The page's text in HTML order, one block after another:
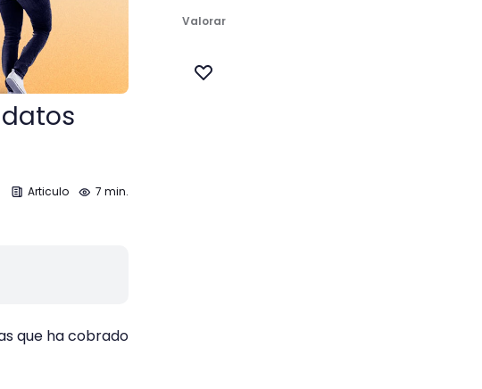
Articulo 7 min.
que ha cobrado
Valorar